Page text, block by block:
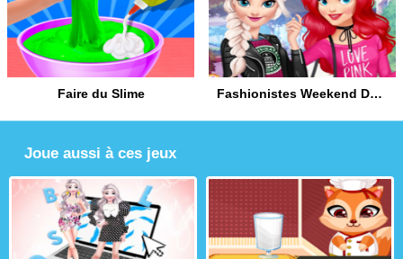
Faire du Slime Fashionistes Weekend Décontracté
Joue aussi à ces jeux